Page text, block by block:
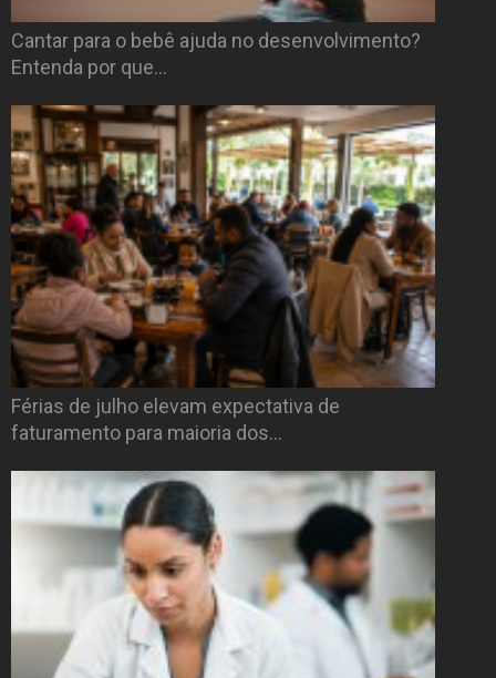
Cantar para o bebê ajuda no desenvolvimento?
Entenda por que…
Férias de julho elevam expectativa de
faturamento para maioria dos…